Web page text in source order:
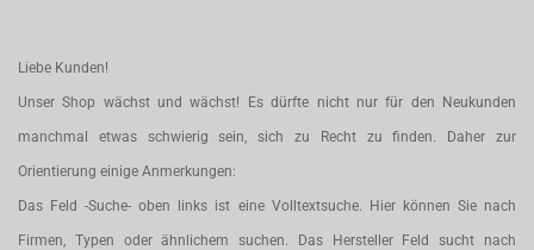
Liebe Kunden!
Unser Shop wächst und wächst! Es dürfte nicht nur für den Neukunden
manchmal etwas schwierig sein, sich zu Recht zu finden. Daher zur
Orientierung einige Anmerkungen:
Das Feld -Suche- oben links ist eine Volltextsuche. Hier können Sie nach
Firmen, Typen oder ähnlichem suchen. Das Hersteller Feld sucht nach